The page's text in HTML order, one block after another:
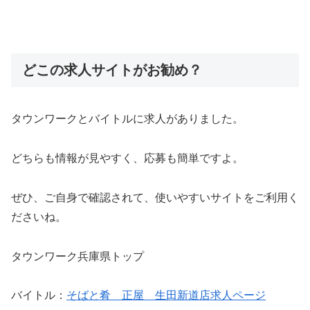
どこの求人サイトがお勧め？
タウンワークとバイトルに求人がありました。
どちらも情報が見やすく、応募も簡単ですよ。
ぜひ、ご自身で確認されて、使いやすいサイトをご利用く
ださいね。
タウンワーク兵庫県トップ
バイトル： そばと肴 正屋 生田新道店求人ページ